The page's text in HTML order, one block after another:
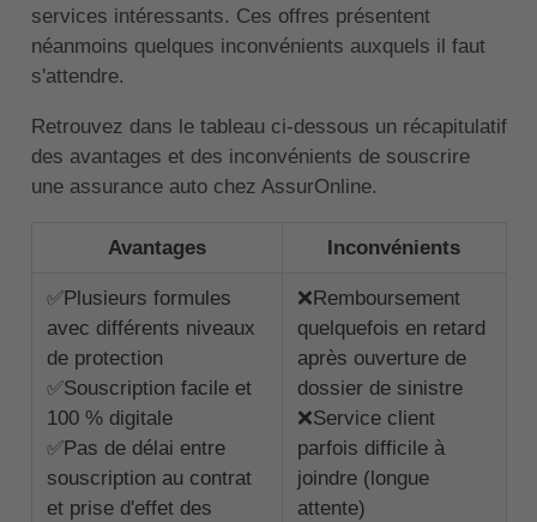
services intéressants. Ces offres présentent
néanmoins quelques inconvénients auxquels il faut
s'attendre.
Retrouvez dans le tableau ci-dessous un récapitulatif
des avantages et des inconvénients de souscrire
une assurance auto chez AssurOnline.
Avantages Inconvénients
✅Plusieurs formules
avec différents niveaux
de protection
✅Souscription facile et
100 % digitale
✅Pas de délai entre
souscription au contrat
et prise d'effet des
❌Remboursement
quelquefois en retard
après ouverture de
dossier de sinistre
❌Service client
parfois difficile à
joindre (longue
attente)